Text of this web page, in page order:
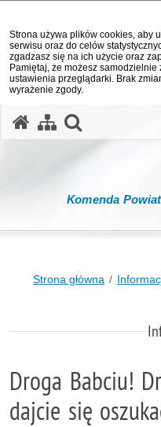
Strona używa plików cookies, aby
serwisu oraz do celów
zgadzasz się na ich użycie oraz
Pamiętaj, że możesz
ustawienia przeglądarki. Brak
wyrażenie zgody.
Komenda
Strona główna
Droga Babciu!
dajcie się